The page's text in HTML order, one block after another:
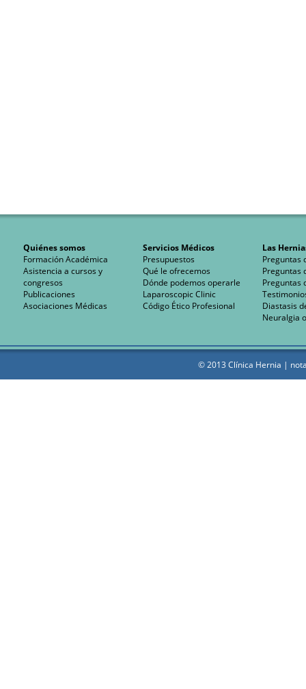
Quiénes somos
Formación Académica
Asistencia a cursos y
congresos
Publicaciones
Asociaciones Médicas
Servicios Médicos
Presupuestos
Qué le ofrecemos
Dónde podemos operarle
Laparoscopic Clinic
Código Ético Profesional
Las
Preguntas
Preguntas
Preguntas
Diastasis
Neuralgia
© 2013 Clínica Hernia |